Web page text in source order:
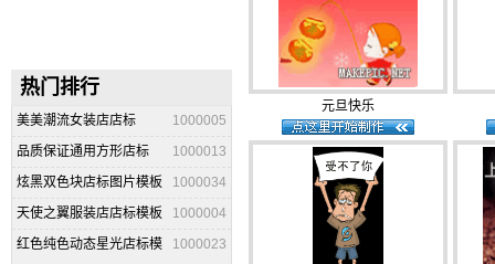
热门排行
1000005
美美潮流女装店店标
1000013
品质保证通用方形店标
1000034
炫黑双色块店标图片模板
1000004
天使之翼服装店店标模板
1000023
红色纯色动态星光店标模
元旦快乐